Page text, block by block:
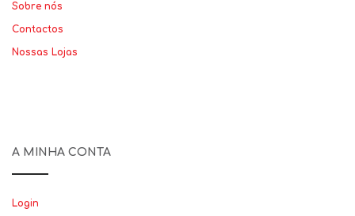
Sobre nós
Contactos
Nossas Lojas
A MINHA CONTA
Login